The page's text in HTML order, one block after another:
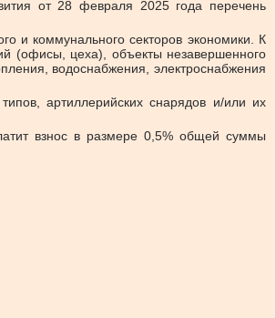
от 28 февраля 2025 года перечень
и коммунального секторов экономики. К
(офисы, цеха), объекты незавершенного
водоснабжения, электроснабжения
артиллерийских снарядов и/или их
взнос в размере 0,5% общей суммы